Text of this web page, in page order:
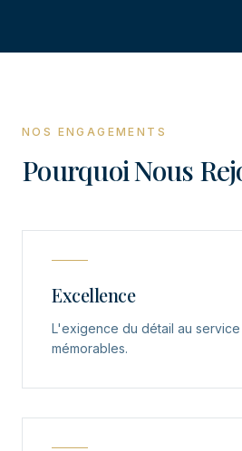
NOS ENGAGEMENTS
Pourquoi Nous
Excellence
L'exigence du détail au
mémorables.